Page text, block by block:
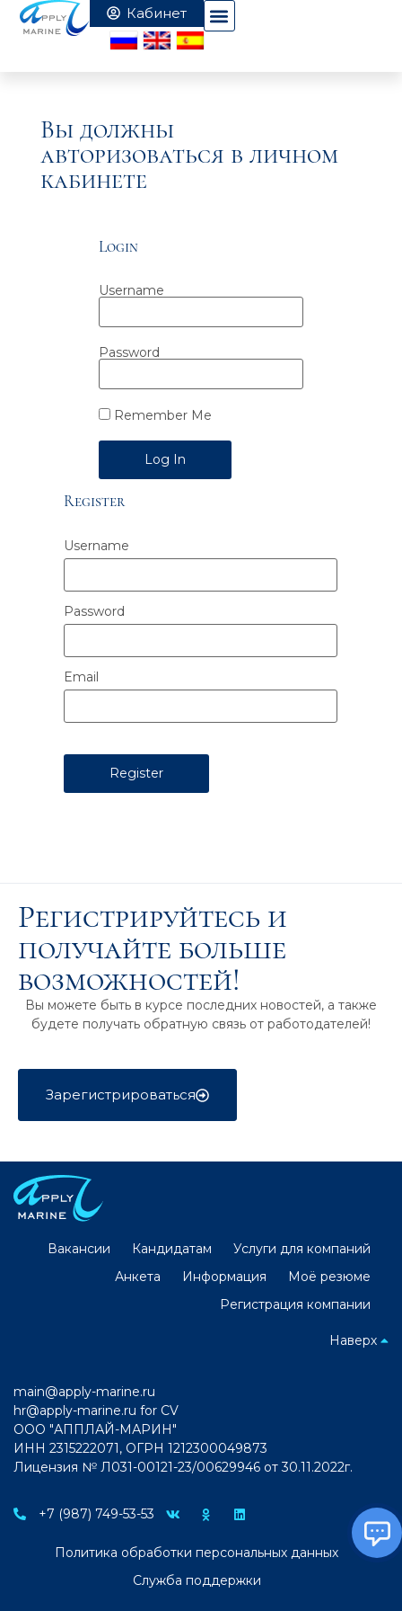
Вы должны
авторизоваться в личном
кабинете
Login
Username
Password
Remember Me
Alternative:
Register
Username
Password
Email
Регистрируйтесь и
получайте больше
возможностей!
Вы можете быть в курсе последних новостей, а также
будете получать обратную связь от работодателей!
Зарегистрироваться
Вакансии Кандидатам
Услуги для компаний
Анкета
Информация
Моё резюме
Регистрация компании
Наверх
main@apply-marine.ru
hr@apply-marine.ru for CV
ООО "АППЛАЙ-МАРИН"
ИНН 2315222071, ОГРН 1212300049873
Лицензия № Л031-00121-23/00629946 от 30.11.2022г.
+7 (987) 749-53-53
Политика обработки персональных данных
Служба поддержки